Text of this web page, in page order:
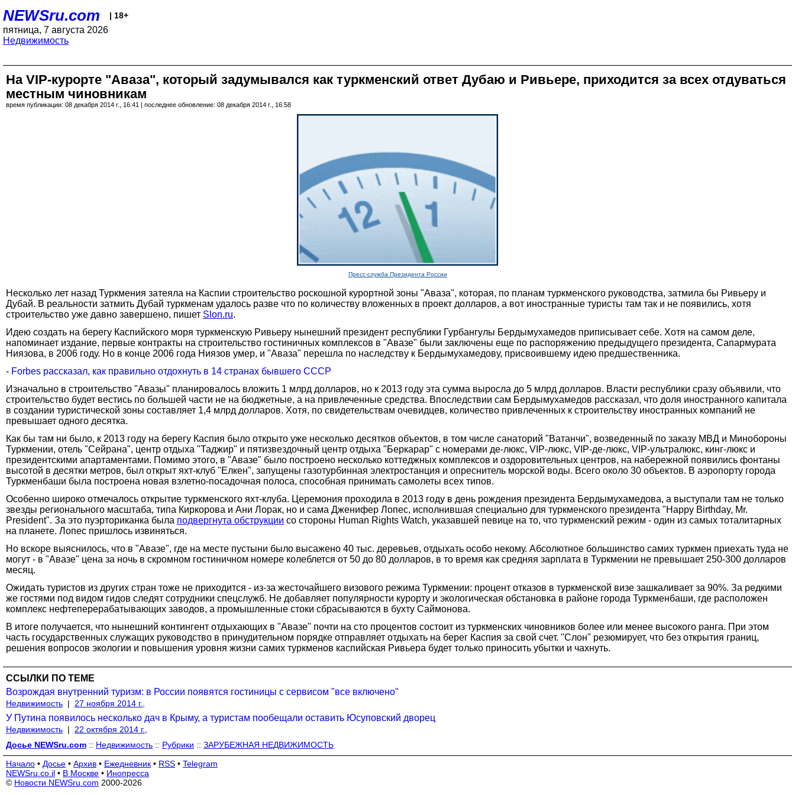
NEWSru.com | 18+
пятница, 7 августа 2026
Недвижимость
На VIP-курорте "Аваза", который задумывался как туркменский ответ Дубаю и Ривьере, приходится за всех отдуваться
местным чиновникам
время публикации: 08 декабря 2014 г., 16:41 | последнее обновление: 08 декабря 2014 г., 16:58
Пресс-служба Президента России
Несколько лет назад Туркмения затеяла на Каспии строительство роскошной курортной зоны "Аваза", которая, по планам туркменского руководства, затмила бы Ривьеру и
Дубай. В реальности затмить Дубай туркменам удалось разве что по количеству вложенных в проект долларов, а вот иностранные туристы там так и не появились, хотя
строительство уже давно завершено, пишет Slon.ru.
Идею создать на берегу Каспийского моря туркменскую Ривьеру нынешний президент республики Гурбангулы Бердымухамедов приписывает себе. Хотя на самом деле,
напоминает издание, первые контракты на строительство гостиничных комплексов в "Авазе" были заключены еще по распоряжению предыдущего президента, Сапармурата
Ниязова, в 2006 году. Но в конце 2006 года Ниязов умер, и "Аваза" перешла по наследству к Бердымухамедову, присвоившему идею предшественника.
- Forbes рассказал, как правильно отдохнуть в 14 странах бывшего СССР
Изначально в строительство "Авазы" планировалось вложить 1 млрд долларов, но к 2013 году эта сумма выросла до 5 млрд долларов. Власти республики сразу объявили, что
строительство будет вестись по большей части не на бюджетные, а на привлеченные средства. Впоследствии сам Бердымухамедов рассказал, что доля иностранного капитала
в создании туристической зоны составляет 1,4 млрд долларов. Хотя, по свидетельствам очевидцев, количество привлеченных к строительству иностранных компаний не
превышает одного десятка.
Как бы там ни было, к 2013 году на берегу Каспия было открыто уже несколько десятков объектов, в том числе санаторий "Ватанчи", возведенный по заказу МВД и Минобороны
Туркмении, отель "Сейрана", центр отдыха "Таджир" и пятизвездочный центр отдыха "Беркарар" с номерами де-люкс, VIP-люкс, VIP-де-люкс, VIP-ультралюкс, кинг-люкс и
президентскими апартаментами. Помимо этого, в "Авазе" было построено несколько коттеджных комплексов и оздоровительных центров, на набережной появились фонтаны
высотой в десятки метров, был открыт яхт-клуб "Елкен", запущены газотурбинная электростанция и опреснитель морской воды. Всего около 30 объектов. В аэропорту города
Туркменбаши была построена новая взлетно-посадочная полоса, способная принимать самолеты всех типов.
Особенно широко отмечалось открытие туркменского яхт-клуба. Церемония проходила в 2013 году в день рождения президента Бердымухамедова, а выступали там не только
звезды регионального масштаба, типа Киркорова и Ани Лорак, но и сама Дженифер Лопес, исполнившая специально для туркменского президента "Happy Birthday, Mr.
President". За это пуэрториканка была подвергнута обструкции со стороны Human Rights Watch, указавшей певице на то, что туркменский режим - один из самых тоталитарных
на планете. Лопес пришлось извиняться.
Но вскоре выяснилось, что в "Авазе", где на месте пустыни было высажено 40 тыс. деревьев, отдыхать особо некому. Абсолютное большинство самих туркмен приехать туда не
могут - в "Авазе" цена за ночь в скромном гостиничном номере колеблется от 50 до 80 долларов, в то время как средняя зарплата в Туркмении не превышает 250-300 долларов
месяц.
Ожидать туристов из других стран тоже не приходится - из-за жесточайшего визового режима Туркмении: процент отказов в туркменской визе зашкаливает за 90%. За редкими
же гостями под видом гидов следят сотрудники спецслужб. Не добавляет популярности курорту и экологическая обстановка в районе города Туркменбаши, где расположен
комплекс нефтеперерабатывающих заводов, а промышленные стоки сбрасываются в бухту Саймонова.
В итоге получается, что нынешний контингент отдыхающих в "Авазе" почти на сто процентов состоит из туркменских чиновников более или менее высокого ранга. При этом
часть государственных служащих руководство в принудительном порядке отправляет отдыхать на берег Каспия за свой счет. "Слон" резюмирует, что без открытия границ,
решения вопросов экологии и повышения уровня жизни самих туркменов каспийская Ривьера будет только приносить убытки и чахнуть.
ССЫЛКИ ПО ТЕМЕ
Возрождая внутренний туризм: в России появятся гостиницы с сервисом "все включено"
Недвижимость | 27 ноября 2014 г.,
У Путина появилось несколько дач в Крыму, а туристам пообещали оставить Юсуповский дворец
Недвижимость |
22 октября 2014 г.,
Досье NEWSru.com :: Недвижимость :: Рубрики :: ЗАРУБЕЖНАЯ НЕДВИЖИМОСТЬ
Начало • Досье • Архив • Ежедневник • RSS • Telegram
NEWSru.co.il • В Москве • Инопресса
© Новости NEWSru.com 2000-2026